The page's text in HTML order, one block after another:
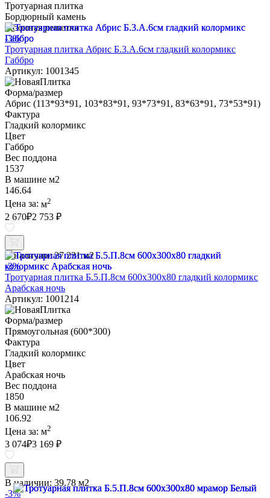
Тротуарная плитка
Бордюрный камень
Газонная решетка
-3%
Тротуарная плитка Абрис Б.3.А.6см гладкий колормикс
Габбро
Артикул: 1001345
Форма/размер
Абрис (113*93*91, 103*83*91, 93*73*91, 83*63*91, 73*53*91)
Фактура
Гладкий колормикс
Цвет
Габбро
Вес поддона
1537
В машине м2
146.64
Цена за: м2
2 670₽2 753 ₽
В наличии: 27.231 м2
-3%
Тротуарная плитка Б.5.П.8см 600х300х80 гладкий колормикс
Арабская ночь
Артикул: 1001214
Форма/размер
Прямоугольная (600*300)
Фактура
Гладкий колормикс
Цвет
Арабская ночь
Вес поддона
1850
В машине м2
106.92
Цена за: м2
3 074₽3 169 ₽
В наличии: 39.78 м2
-3%